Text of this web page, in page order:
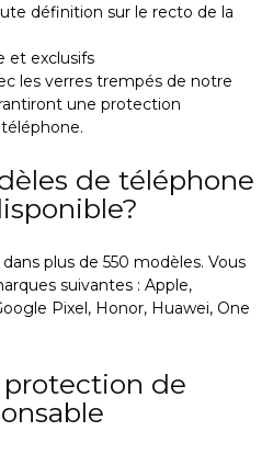
définition sur le recto de la
et exclusifs
les verres trempés de notre
une protection
de téléphone
plus de 550 modèles. Vous
suivantes : Apple,
Pixel, Honor, Huawei, One
de